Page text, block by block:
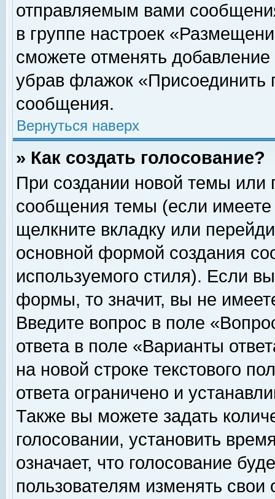
отправляемым вами
в группе настроек
сможете отменять
убрав флажок «Присоединить
сообщения.
Вернуться наверх
» Как создать голосование?
При создании новой темы или
сообщения темы (если
щелкните вкладку или
основной формой создания
используемого стиля). Если
формы, то значит, вы не
Введите вопрос в поле
ответа в поле «Варианты
на новой строке текстового
ответа ограничено и
Также вы можете задать
голосовании, установить
означает, что голосование
пользователям изменять свои